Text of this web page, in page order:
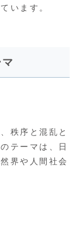
います。
秩序と混乱と
テーマは、日
界や人間社会